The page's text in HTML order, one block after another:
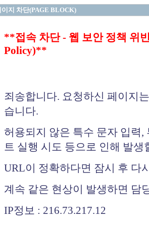
이지 차단(PAGE BLOCK)
**접속 차단 - 웹 보안 정책 위
Policy)**
죄송합니다. 요청하신 페이지
습니다.
허용되지 않은 특수 문자 입력
트 실행 시도 등으로 인해 발생
URL이 정확하다면 잠시 후 다
계속 같은 현상이 발생하면 담
IP정보 : 216.73.217.12